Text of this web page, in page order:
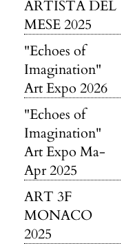
ARTISTA DEL
MESE 2025
"Echoes of
Imagination"
Art Expo 2026
"Echoes of
Imagination"
Art Expo Ma-
Apr 2025
ART 3F
MONACO
2025